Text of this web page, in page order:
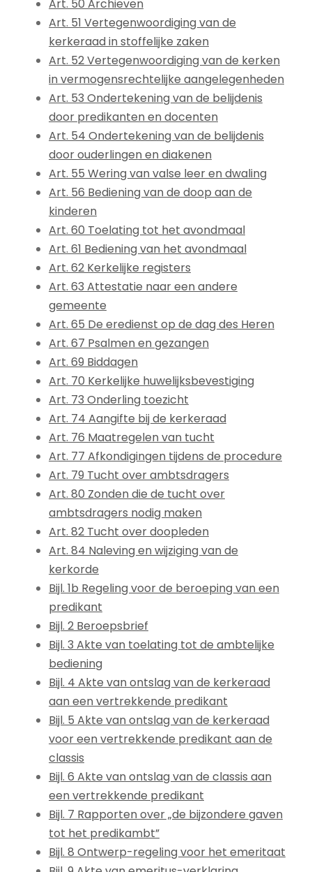
Art. 50 Archieven
Art. 51 Vertegenwoordiging van de
kerkeraad in stoffelijke zaken
Art. 52 Vertegenwoordiging van de kerken
in vermogensrechtelijke aangelegenheden
Art. 53 Ondertekening van de belijdenis
door predikanten en docenten
Art. 54 Ondertekening van de belijdenis
door ouderlingen en diakenen
Art. 55 Wering van valse leer en dwaling
Art. 56 Bediening van de doop aan de
kinderen
Art. 60 Toelating tot het avondmaal
Art. 61 Bediening van het avondmaal
Art. 62 Kerkelijke registers
Art. 63 Attestatie naar een andere
gemeente
Art. 65 De eredienst op de dag des Heren
Art. 67 Psalmen en gezangen
Art. 69 Biddagen
Art. 70 Kerkelijke huwelijksbevestiging
Art. 73 Onderling toezicht
Art. 74 Aangifte bij de kerkeraad
Art. 76 Maatregelen van tucht
Art. 77 Afkondigingen tijdens de procedure
Art. 79 Tucht over ambtsdragers
Art. 80 Zonden die de tucht over
ambtsdragers nodig maken
Art. 82 Tucht over doopleden
Art. 84 Naleving en wijziging van de
kerkorde
Bijl. 1b Regeling voor de beroeping van een
predikant
Bijl. 2 Beroepsbrief
Bijl. 3 Akte van toelating tot de ambtelijke
bediening
Bijl. 4 Akte van ontslag van de kerkeraad
aan een vertrekkende predikant
Bijl. 5 Akte van ontslag van de kerkeraad
voor een vertrekkende predikant aan de
classis
Bijl. 6 Akte van ontslag van de classis aan
een vertrekkende predikant
Bijl. 7 Rapporten over „de bijzondere gaven
tot het predikambt”
Bijl. 8 Ontwerp-regeling voor het emeritaat